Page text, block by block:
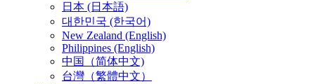
日本 (日本語)
대한민국 (한국어)
New Zealand (English)
Philippines (English)
中国（简体中文)
台灣（繁體中文）